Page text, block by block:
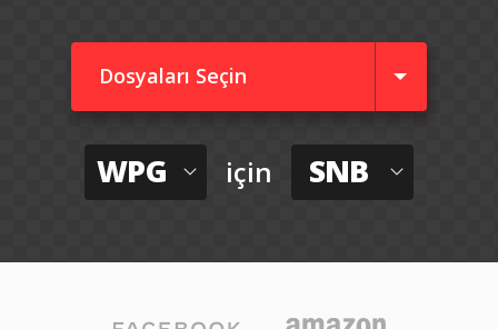
Dosyaları Seçin
WPG için SNB